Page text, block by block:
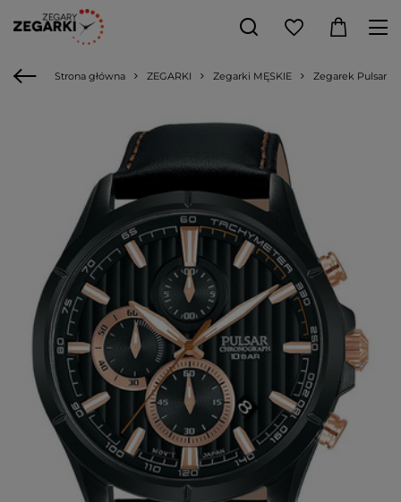
Strona główna ZEGARKI Zegarki MĘSKIE Zegarek Pulsar